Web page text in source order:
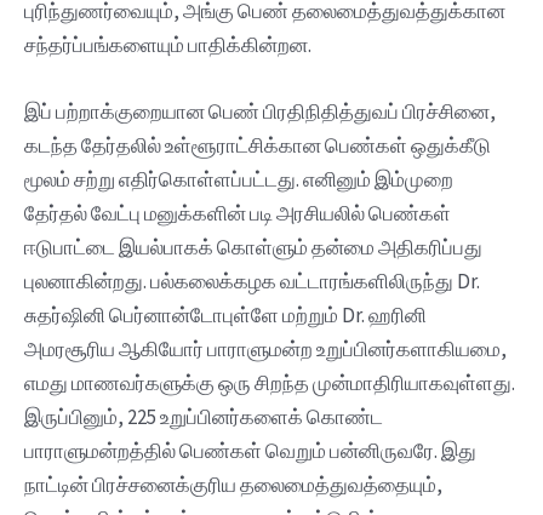
புரிந்துணர்வையும், அங்கு பெண் தலைமைத்துவத்துக்கான
சந்தர்ப்பங்களையும் பாதிக்கின்றன.
இப் பற்றாக்குறையான பெண் பிரதிநிதித்துவப் பிரச்சினை,
கடந்த தேர்தலில் உள்ளூராட்சிக்கான பெண்கள் ஒதுக்கீடு
மூலம் சற்று எதிர்கொள்ளப்பட்டது. எனினும் இம்முறை
தேர்தல் வேட்பு மனுக்களின் படி அரசியலில் பெண்கள்
ஈடுபாட்டை இயல்பாகக் கொள்ளும் தன்மை அதிகரிப்பது
புலனாகின்றது. பல்கலைக்கழக வட்டாரங்களிலிருந்து Dr.
சுதர்ஷினி பெர்னான்டோபுள்ளே மற்றும் Dr. ஹரினி
அமரசூரிய ஆகியோர் பாராளுமன்ற உறுப்பினர்களாகியமை,
எமது மாணவர்களுக்கு ஒரு சிறந்த முன்மாதிரியாகவுள்ளது.
இருப்பினும், 225 உறுப்பினர்களைக் கொண்ட
பாராளுமன்றத்தில் பெண்கள் வெறும் பன்னிருவரே. இது
நாட்டின் பிரச்சனைக்குரிய தலைமைத்துவத்தையும்,